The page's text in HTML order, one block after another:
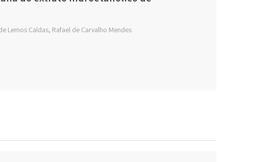
Lemos Caldas, Rafael de Carvalho Mendes